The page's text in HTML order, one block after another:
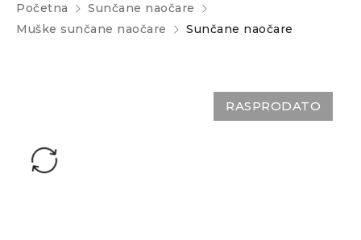
Početna
Sunčane naočare
Muške sunčane naočare
Sunčane naočare
RASPRODATO